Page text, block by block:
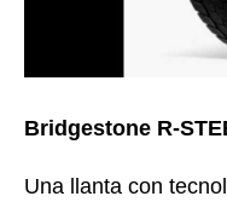
Bridgestone R-
Una llanta con